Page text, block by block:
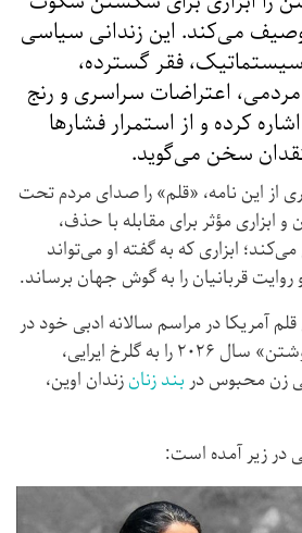
می‌کند. این زندانی سیاسی
فقر گسترده،
اعتراضات سراسری و رنج
کرده و از استمرار فشارها
سخن می‌گوید.
از این نامه، «قلم» را صدای مردم تحت
ابزاری مؤثر برای مقابله با حذف،
ابزاری که به گفته او می‌تواند
روایت قربانیان را به گوش جهان برساند.
آمریکا در مراسم سالانه ادبی خود در
نیویورک، جایزه «آزادی نوشتن» سال ۲۰۲۶ را به گلرخ ایرایی،
زن محبوس دربند زنانزندان اوین،
در زیر آمده است: